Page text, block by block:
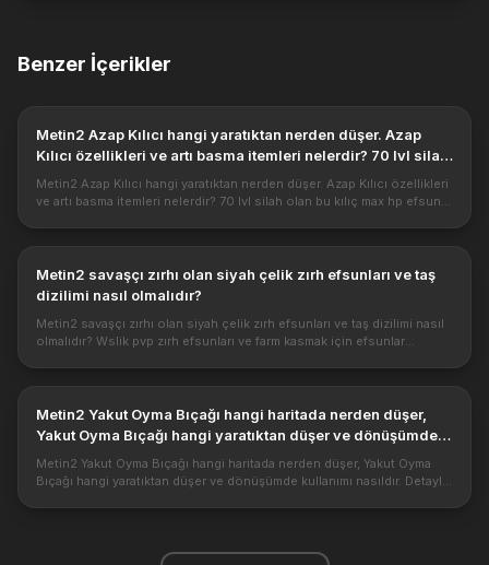
Benzer İçerikler
Metin2 Azap Kılıcı hangi yaratıktan nerden düşer. Azap
Kılıcı özellikleri ve artı basma itemleri nelerdir? 70 lvl silah
...
Metin2 Azap Kılıcı hangi yaratıktan nerden düşer. Azap Kılıcı özellikleri
ve artı basma itemleri nelerdir? 70 lvl silah olan bu kılıç max hp efsunu
Metin2 savaşçı zırhı olan siyah çelik zırh efsunları ve taş
dizilimi nasıl olmalıdır?
Metin2 savaşçı zırhı olan siyah çelik zırh efsunları ve taş dizilimi nasıl
olmalıdır? Wslik pvp zırh efsunları ve farm kasmak için efsunlar
Metin2 Yakut Oyma Bıçağı hangi haritada nerden düşer,
Yakut Oyma Bıçağı hangi yaratıktan düşer ve dönüşümde
kullanımı nasıldır. Detaylı bilgileri nedir?
Metin2 Yakut Oyma Bıçağı hangi haritada nerden düşer, Yakut Oyma
Bıçağı hangi yaratıktan düşer ve dönüşümde kullanımı nasıldır. Detaylı